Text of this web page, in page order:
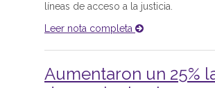
líneas de acceso a la justicia.
Leer nota completa
Aumentaron un 25%